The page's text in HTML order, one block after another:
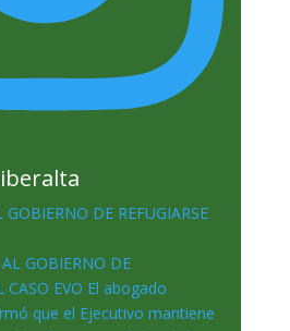
DE REFUGIARSE